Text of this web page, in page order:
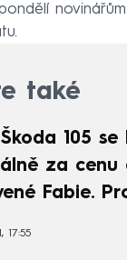
také
Škoda 105
za cenu
Fabie.
17:55